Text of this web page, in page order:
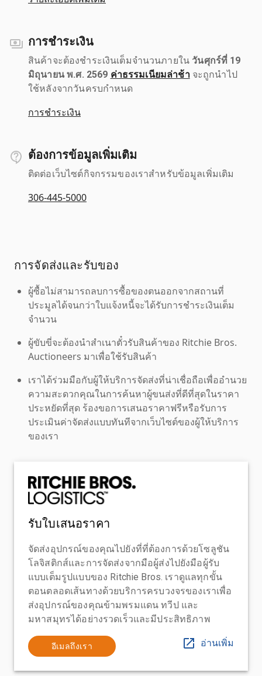
การชำระเงิน
สินค้าจะต้องชำระเงินเต็มจำนวนภายใน วันศุกร์ที่ 19
มิถุนายน พ.ศ. 2569 ค่าธรรมเนียมล่าช้าจะถูกนำไป
ใช้หลังจากวันครบกำหนด
การชำระเงิน
ต้องการข้อมูลเพิ่มเติม
ติดต่อเว็บไซต์กิจกรรมของเราสำหรับข้อมูลเพิ่มเติม
306-445-5000
การจัดส่งและรับของ
ผู้ซื้อไม่สามารถลบการซื้อของตนออกจากสถานที่
ประมูลได้จนกว่าใบแจ้งหนี้จะได้รับการชำระเงินเต็ม
จำนวน
ผู้ขับขี่จะต้องนำสำเนาตั๋วรับสินค้าของ Ritchie Bros.
Auctioneers มาเพื่อใช้รับสินค้า
เราได้ร่วมมือกับผู้ให้บริการจัดส่งที่น่าเชื่อถือเพื่ออำนวย
ความสะดวกคุณในการค้นหาผู้ขนส่งที่ดีที่สุดในราคา
ประหยัดที่สุด ร้องขอการเสนอราคาฟรีหรือรับการ
ประเมินค่าจัดส่งแบบทันทีจากเว็บไซต์ของผู้ให้บริการ
ของเรา
รับใบเสนอราคา
จัดส่งอุปกรณ์ของคุณไปยังที่ที่ต้องการด้วยโซลูชัน
โลจิสติกส์และการจัดส่งจากมือผู้ส่งไปยังมือผู้รับ
แบบเต็มรูปแบบของ Ritchie Bros. เราดูแลทุกขั้น
ตอนตลอดเส้นทางด้วยบริการครบวงจรของเราเพื่อ
ส่งอุปกรณ์ของคุณข้ามพรมแดน ทวีป และ
มหาสมุทรได้อย่างรวดเร็วและมีประสิทธิภาพ
อีเมลถึงเรา อ่านเพิ่ม